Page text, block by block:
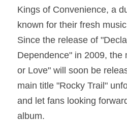
Kings of Convenience, a
known for their fresh
Since the release of
Dependence" in 2009, the
or Love" will soon be
main title "Rocky Trail"
and let fans looking
album.​